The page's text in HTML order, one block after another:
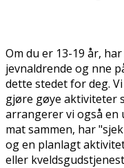
Om du er 13-19 år,
jevnaldrende og finne
dette stedet for deg.
gjøre gøye aktiviteter
arrangerer vi også en
mat sammen, har
og en planlagt
eller